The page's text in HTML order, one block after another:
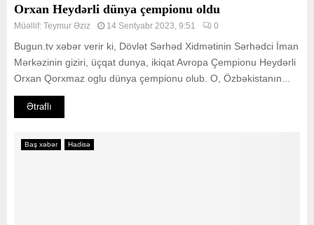
Orxan Heydərli dünya çempionu oldu
Müəllif: Teymur Əziz 14 Sentyabr 2023, 9:51 0
Bugun.tv xəbər verir ki, Dövlət Sərhəd Xidmətinin Sərhədci İman
Mərkəzinin giziri, üçqat dunya, ikiqat Avropa Çempionu Heydərli
Orxan Qorxmaz oglu dünya çempionu olub. O, Özbəkistanın...
Ətraflı
Baş xəbər Hadisə